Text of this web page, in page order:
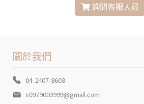
詢問客服人員
關於我們
04-2407-8608
s0979003999@gmail.com